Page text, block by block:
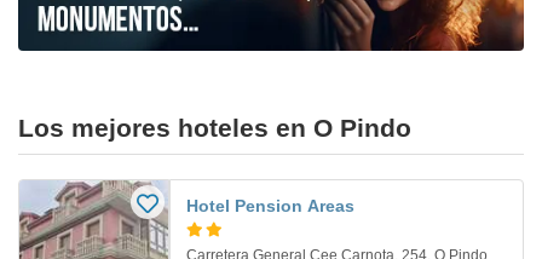
Los mejores hoteles en O Pindo
Hotel Pension Areas
Carretera General Cee Carnota, 254. O Pindo